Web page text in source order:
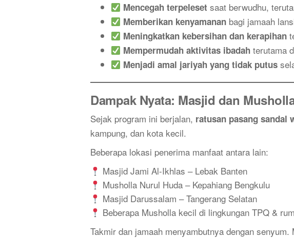
Mencegah terpeleset saat berwudhu,
Memberikan kenyamanan bagi jamaah
Meningkatkan kebersihan dan kerapihan
Mempermudah aktivitas ibadah terutama
Menjadi amal jariyah yang tidak putus
Dampak Nyata: Masjid dan
Sejak program ini berjalan, ratusan pasang sandal
kampung, dan kota kecil.
Beberapa lokasi penerima manfaat antara lain:
Masjid Jami Al-Ikhlas – Lebak Banten
Musholla Nurul Huda – Kepahiang Bengkulu
Masjid Darussalam – Tangerang Selatan
Beberapa Musholla kecil di lingkungan TPQ &
Takmir dan jamaah menyambutnya dengan